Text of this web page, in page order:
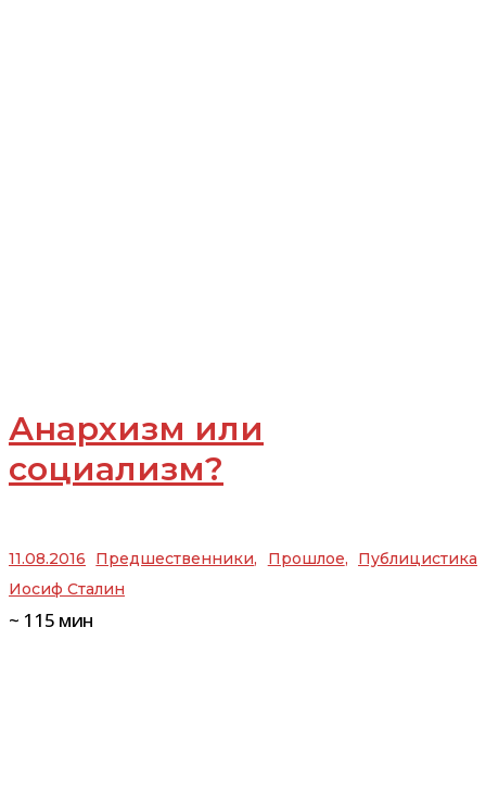
Анархизм или
социализм?
11.08.2016 Предшественники, Прошлое, Публицистика
Иосиф Сталин
~ 115 мин